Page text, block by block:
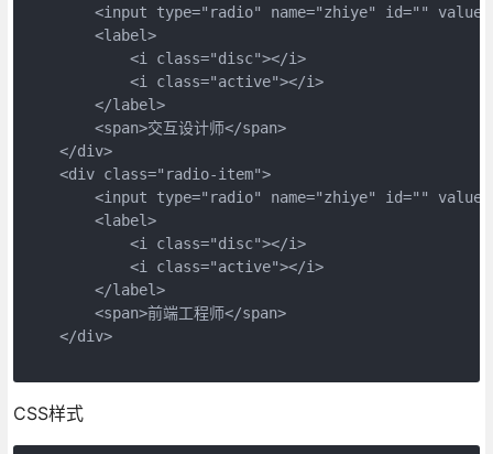
<input type="radio" name="zhiye" id=""
        <label>
            <i class="disc"></i>
            <i class="active"></i>
        </label>
        <span>交互设计师</span>
    </div>
    <div class="radio-item">
<input type="radio" name="zhiye" id=""
        <label>
            <i class="disc"></i>
            <i class="active"></i>
        </label>
        <span>前端工程师</span>
    </div>
CSS样式